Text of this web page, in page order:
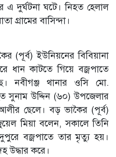
দুর্ঘটনা ঘটে। নিহত হেলাল
গ্রামের বাসিন্দা।
(পূর্ব) ইউনিয়নের বিবিয়ানা
ধান কাটতে গিয়ে বজ্রপাতে
নবীগঞ্জ থানার ওসি মো.
সুনাম উদ্দিন (৬০) উপজেলার
ছেলে। বড় ভাকৈর (পূর্ব)
মিয়া বলেন, সকালে তিনি
বজ্রপাতে তার মৃত্যু হয়।
উদ্ধার করে।